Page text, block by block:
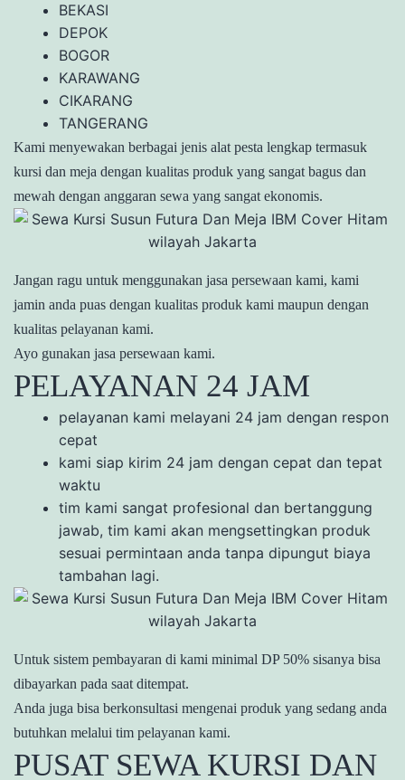
BEKASI
DEPOK
BOGOR
KARAWANG
CIKARANG
TANGERANG
Kami menyewakan berbagai jenis alat pesta lengkap termasuk
kursi dan meja dengan kualitas produk yang sangat bagus dan
mewah dengan anggaran sewa yang sangat ekonomis.
Jangan ragu untuk menggunakan jasa persewaan kami, kami
jamin anda puas dengan kualitas produk kami maupun dengan
kualitas pelayanan kami.
Ayo gunakan jasa persewaan kami.
PELAYANAN 24 JAM
pelayanan kami melayani 24 jam dengan respon
cepat
kami siap kirim 24 jam dengan cepat dan tepat
waktu
tim kami sangat profesional dan bertanggung
jawab, tim kami akan mengsettingkan produk
sesuai permintaan anda tanpa dipungut biaya
tambahan lagi.
Untuk sistem pembayaran di kami minimal DP 50% sisanya bisa
dibayarkan pada saat ditempat.
Anda juga bisa berkonsultasi mengenai produk yang sedang anda
butuhkan melalui tim pelayanan kami.
PUSAT SEWA KURSI DAN